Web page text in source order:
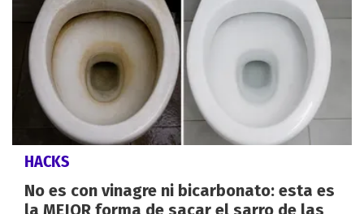
HACKS
No es con vinagre ni bicarbonato: esta es
la MEJOR forma de sacar el sarro de las